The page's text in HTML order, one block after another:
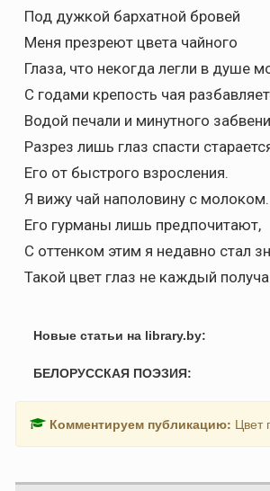
Под дужкой бархатной бровей
Меня презреют цвета чайного
Глаза, что некогда легли в душе
С годами крепость чая
Водой печали и минутного
Разрез лишь глаз спасти
Его от быстрого взросления.
Я вижу чай наполовину с молоком.
Его гурманы лишь предпочитают,
С оттенком этим я недавно стал
Такой цвет глаз не каждый
Новые статьи на library.by:
БЕЛОРУССКАЯ ПОЭЗИЯ:
Комментируем публикацию: Цвет